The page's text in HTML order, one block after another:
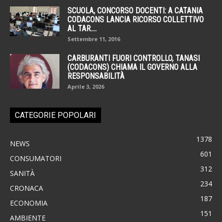
SCUOLA, CONCORSO DOCENTI: A CATANIA
CODACONS LANCIA RICORSO COLLETTIVO
AL TAR....
Settembre 11, 2016
CARBURANTI FUORI CONTROLLO, TANASI
(CODACONS) CHIAMA IL GOVERNO ALLA
RESPONSABILITÀ
Aprile 3, 2026
CATEGORIE POPOLARI
NEWS 1378
CONSUMATORI 601
SANITÀ 312
CRONACA 234
ECONOMIA 187
AMBIENTE 151